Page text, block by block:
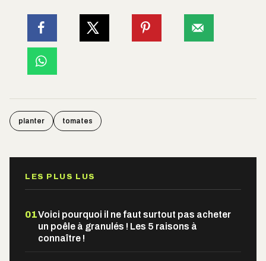
planter tomates
LES PLUS LUS
01Voici pourquoi il ne faut surtout pas acheter
un poêle à granulés ! Les 5 raisons à
connaître !